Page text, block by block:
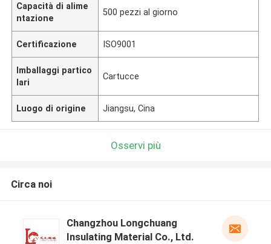
Capacità di alime
ntazione
500 pezzi al giorno
Certificazione ISO9001
Imballaggi partico
lari
Cartucce
Luogo di origine Jiangsu, Cina
Osservi più
Circa noi
Changzhou Longchuang
Insulating Material Co., Ltd.